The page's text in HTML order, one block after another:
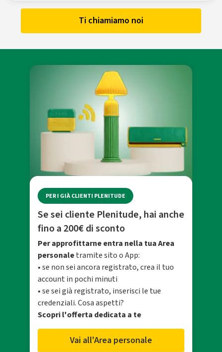
Ti chiamiamo noi
PER I GIÀ CLIENTI PLENITUDE
Se sei cliente Plenitude, hai anche
fino a 200€ di sconto
Per approfittarne entra nella tua Area
personaletramite sito o App:
• se non sei ancora registrato, crea il tuo
account in pochi minuti
• se sei già registrato, inserisci le tue
credenziali. Cosa aspetti?
Scopri l'offerta dedicata a te
Vai all'Area personale